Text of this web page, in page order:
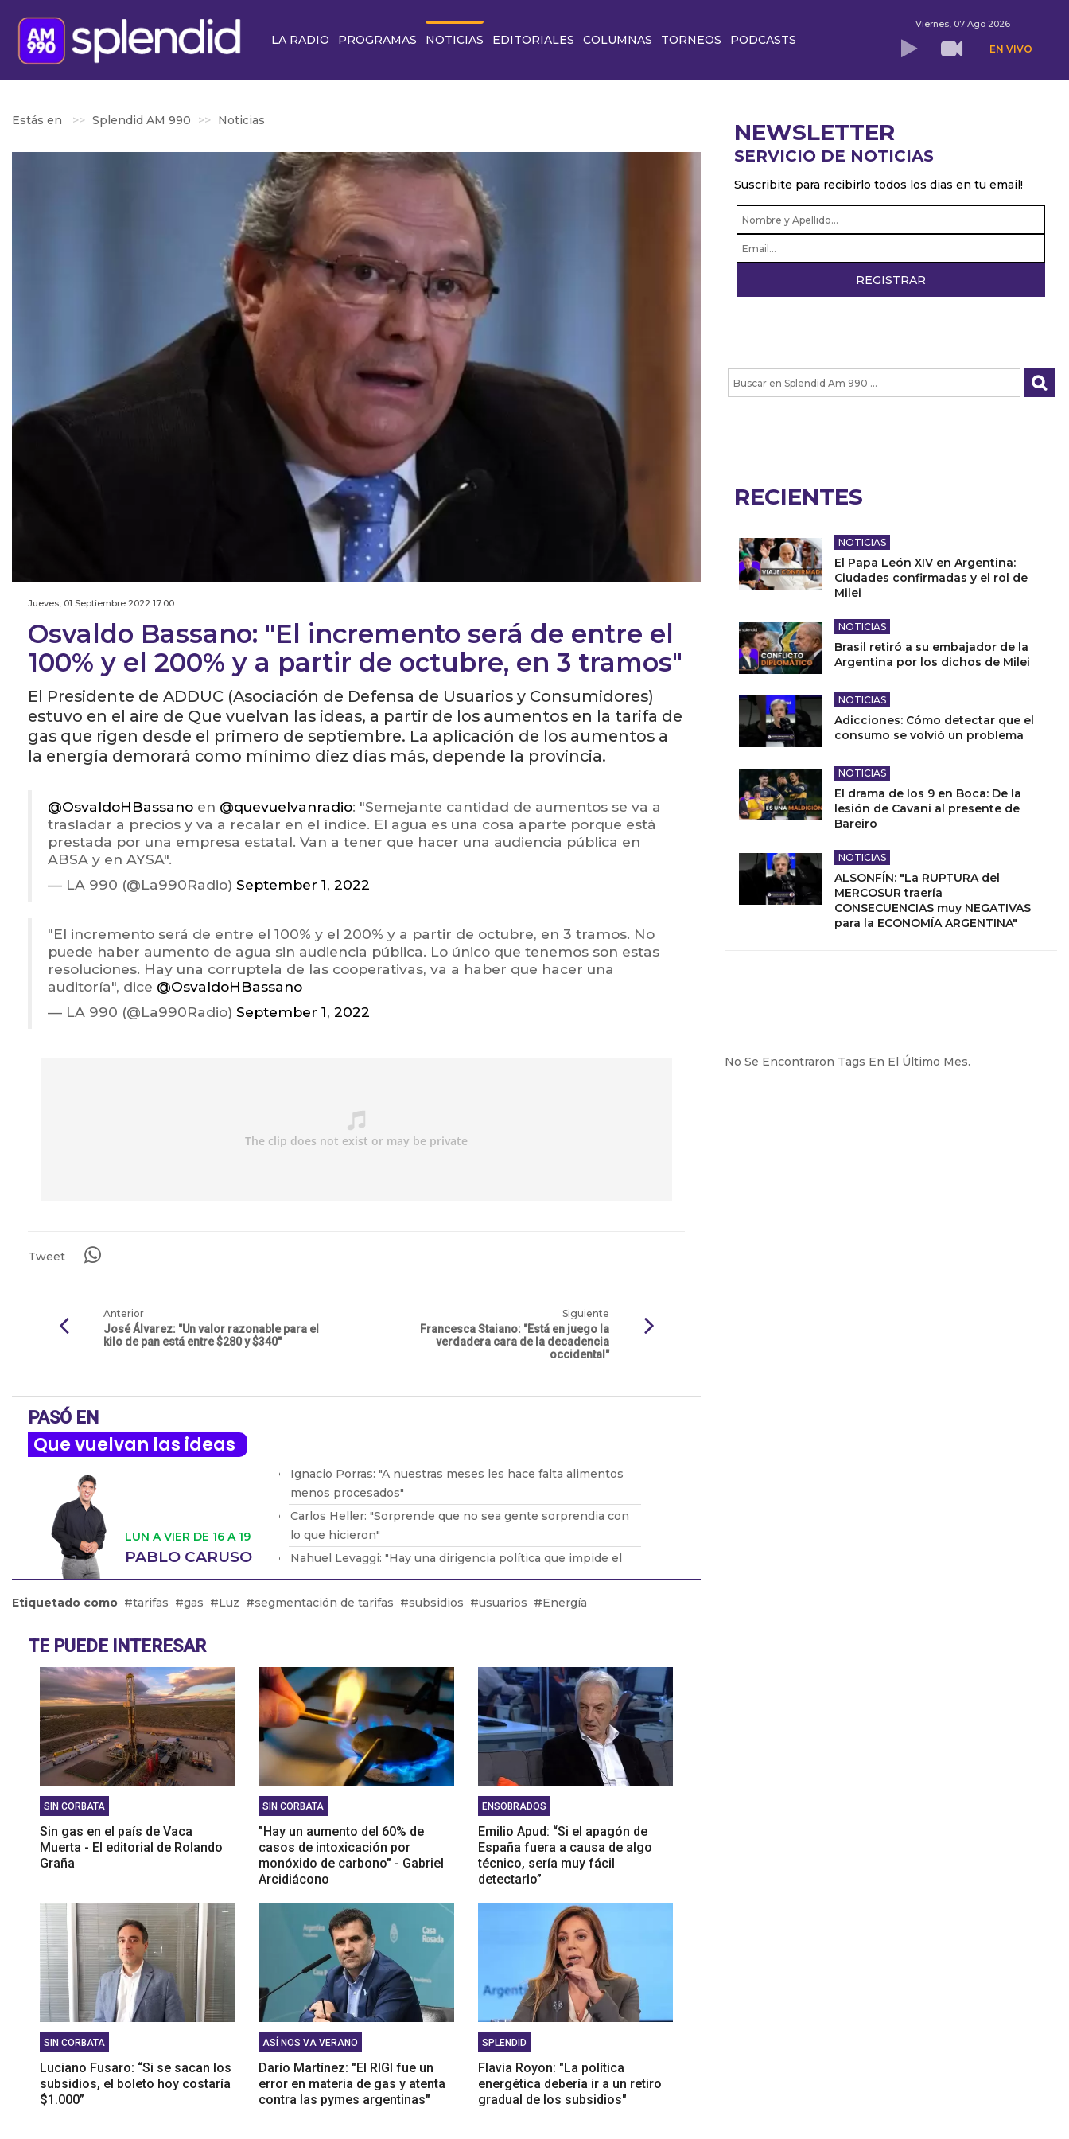
LA RADIO PROGRAMAS NOTICIAS EDITORIALES COLUMNAS TORNEOS PODCASTS
Viernes, 07 Ago 2026
EN VIVO
Estás en Splendid AM 990 Noticias
Jueves, 01 Septiembre 2022 17:00
Osvaldo Bassano: "El incremento será de entre el
100% y el 200% y a partir de octubre, en 3 tramos"
El Presidente de ADDUC (Asociación de Defensa de Usuarios y Consumidores)
estuvo en el aire de Que vuelvan las ideas, a partir de los aumentos en la tarifa de
gas que rigen desde el primero de septiembre. La aplicación de los aumentos a
la energía demorará como mínimo diez días más, depende la provincia.
@OsvaldoHBassano en @quevuelvanradio: "Semejante cantidad de aumentos se va a
trasladar a precios y va a recalar en el índice. El agua es una cosa aparte porque está
prestada por una empresa estatal. Van a tener que hacer una audiencia pública en
ABSA y en AYSA".
— LA 990 (@La990Radio) September 1, 2022
"El incremento será de entre el 100% y el 200% y a partir de octubre, en 3 tramos. No
puede haber aumento de agua sin audiencia pública. Lo único que tenemos son estas
resoluciones. Hay una corruptela de las cooperativas, va a haber que hacer una
auditoría", dice @OsvaldoHBassano
— LA 990 (@La990Radio) September 1, 2022
Tweet
Anterior
José Álvarez: "Un valor razonable para el
kilo de pan está entre $280 y $340"
Siguiente
Francesca Staiano: "Está en juego la
verdadera cara de la decadencia
occidental"
PASÓ EN
Que vuelvan las ideas
LUN A VIER DE 16 A 19
PABLO CARUSO
Ignacio Porras: "A nuestras meses les hace falta alimentos
menos procesados"
Carlos Heller: "Sorprende que no sea gente sorprendia con
lo que hicieron"
Nahuel Levaggi: "Hay una dirigencia política que impide el
acceso a la tierra"
Manuel Gonzalo: "Argentina acompañaría la dinámica
Etiquetado como tarifas gas Luz segmentación de tarifas subsidios usuarios Energía
TE PUEDE INTERESAR
SIN CORBATA
Sin gas en el país de Vaca
Muerta - El editorial de Rolando
Graña
SIN CORBATA
"Hay un aumento del 60% de
casos de intoxicación por
monóxido de carbono" - Gabriel
Arcidiácono
ENSOBRADOS
Emilio Apud: “Si el apagón de
España fuera a causa de algo
técnico, sería muy fácil
detectarlo”
SIN CORBATA
Luciano Fusaro: “Si se sacan los
subsidios, el boleto hoy costaría
$1.000”
ASÍ NOS VA VERANO
Darío Martínez: "El RIGI fue un
error en materia de gas y atenta
contra las pymes argentinas"
SPLENDID
Flavia Royon: "La política
energética debería ir a un retiro
gradual de los subsidios"
NEWSLETTER
SERVICIO DE NOTICIAS
Suscribite para recibirlo todos los dias en tu email!
RECIENTES
NOTICIAS
El Papa León XIV en Argentina:
Ciudades confirmadas y el rol de
Milei
NOTICIAS
Brasil retiró a su embajador de la
Argentina por los dichos de Milei
NOTICIAS
Adicciones: Cómo detectar que el
consumo se volvió un problema
NOTICIAS
El drama de los 9 en Boca: De la
lesión de Cavani al presente de
Bareiro
NOTICIAS
ALSONFÍN: "La RUPTURA del
MERCOSUR traería
CONSECUENCIAS muy NEGATIVAS
para la ECONOMÍA ARGENTINA"
No Se Encontraron Tags En El Último Mes.